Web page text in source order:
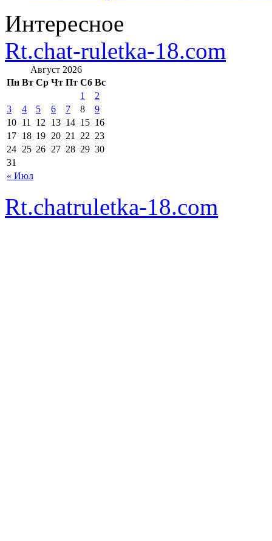
Интересное
Rt.chat-ruletka-18.com
Август 2026
Пн Вт Ср Чт Пт Сб Вс
« Июл
1
2
3
4 5 6 7 8
9
10 11 12 13 14 15 16
17 18 19 20 21 22 23
24 25 26 27 28 29 30
31
Rt.chatruletka-18.com